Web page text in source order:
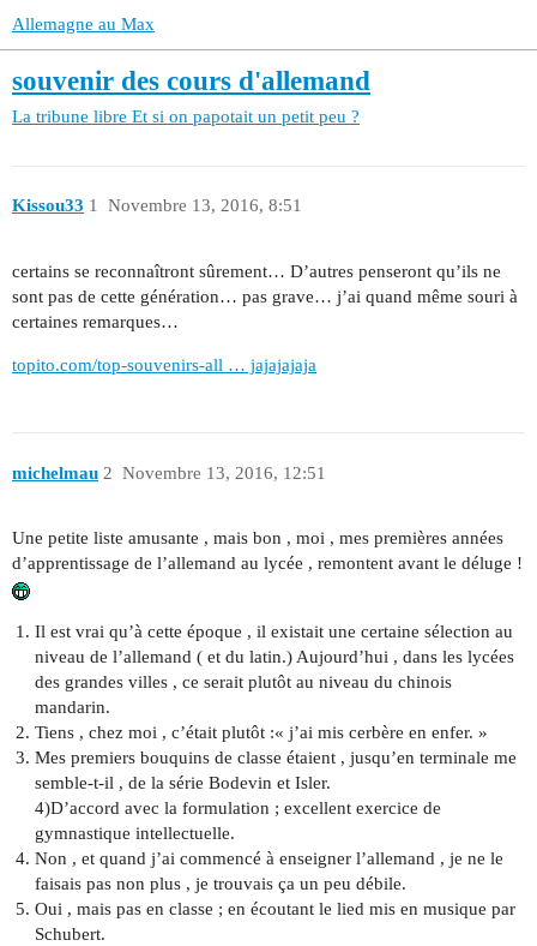
Allemagne au Max
souvenir des cours d'allemand
La tribune libre Et si on papotait un petit peu ?
Kissou33 Novembre 13, 2016, 8:51
1
certains se reconnaîtront sûrement… D’autres penseront qu’ils ne
sont pas de cette génération… pas grave… j’ai quand même souri à
certaines remarques…
topito.com/top-souvenirs-all … jajajajaja
michelmau Novembre 13, 2016, 12:51
2
Une petite liste amusante , mais bon , moi , mes premières années
d’apprentissage de l’allemand au lycée , remontent avant le déluge !
Il est vrai qu’à cette époque , il existait une certaine sélection au
niveau de l’allemand ( et du latin.) Aujourd’hui , dans les lycées
des grandes villes , ce serait plutôt au niveau du chinois
mandarin.
Tiens , chez moi , c’était plutôt :« j’ai mis cerbère en enfer. »
Mes premiers bouquins de classe étaient , jusqu’en terminale me
semble-t-il , de la série Bodevin et Isler.
4)D’accord avec la formulation ; excellent exercice de
gymnastique intellectuelle.
Non , et quand j’ai commencé à enseigner l’allemand , je ne le
faisais pas non plus , je trouvais ça un peu débile.
Oui , mais pas en classe ; en écoutant le lied mis en musique par
Schubert.